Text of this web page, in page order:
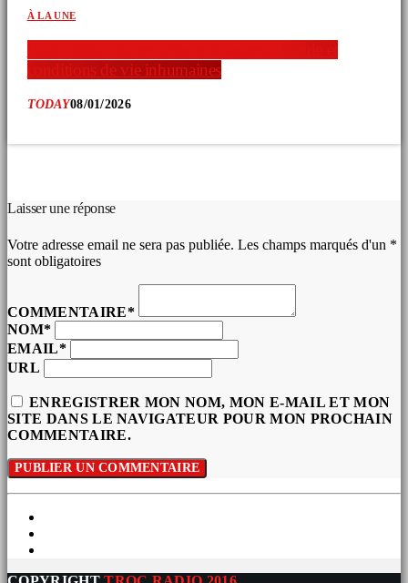
À LA UNE
conditions de vie inhumaines
TODAY08/01/2026
Laisser une réponse
Votre adresse email ne sera pas publiée. Les champs marqués d'un *
sont obligatoires
COMMENTAIRE*
NOM*
EMAIL*
URL
ENREGISTRER MON NOM, MON E-MAIL ET MON
SITE DANS LE NAVIGATEUR POUR MON PROCHAIN
COMMENTAIRE.